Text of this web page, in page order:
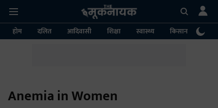
होम दलित आदिवासी शिक्षा स्वास्थ्य किसान
Anemia in Women